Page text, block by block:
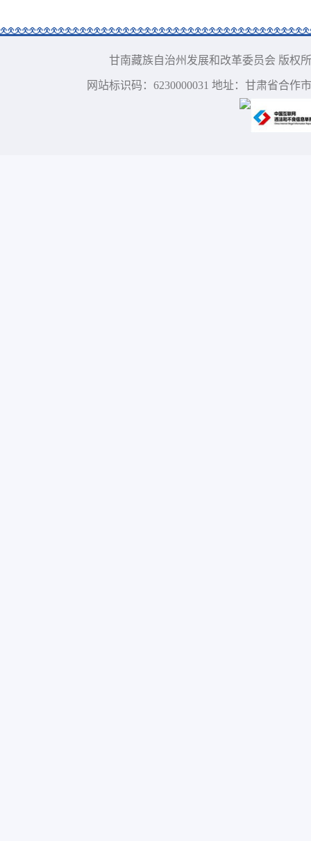
甘南藏族自治州发展和改革委员会 版权
网站标识码：6230000031 地址：甘肃省合作